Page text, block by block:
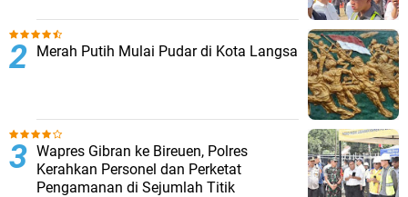
Merah Putih Mulai Pudar di Kota Langsa
Wapres Gibran ke Bireuen, Polres
Kerahkan Personel dan Perketat
Pengamanan di Sejumlah Titik